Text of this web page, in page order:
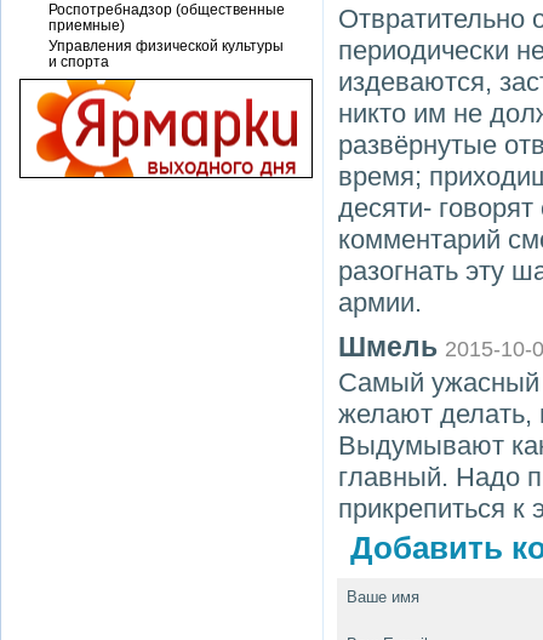
Отвратительно
периодически
издеваются,
никто им не
развёрнутые
время;
десяти-
комментарий
разогнать эту
армии.
Шмель 2015-10-
Самый ужасный
желают делать,
Выдумывают
главный. Надо
прикрепиться к
Добавить
Ваше имя
Роспотребнадзор (общественные
приемные)
Управления физической культуры
и спорта